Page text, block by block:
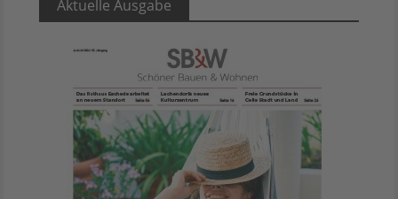
Aktuelle Ausgabe